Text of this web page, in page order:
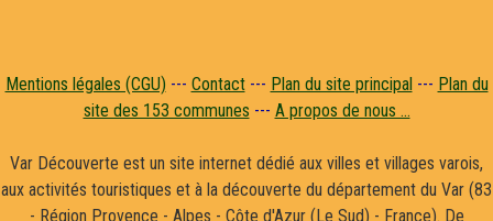
Mentions légales (CGU) --- Contact--- Plan du site principal--- Plan du
site des 153 communes --- A propos de nous ...
Var Découverte est un site internet dédié aux villes et villages varois,
aux activités touristiques et à la découverte du département du Var (83
- Région Provence - Alpes - Côte d'Azur (Le Sud) - France). De